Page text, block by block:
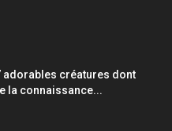
adorables créatures dont
la connaissance...